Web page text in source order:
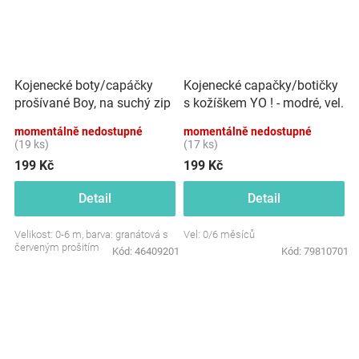
Kojenecké boty/capáčky
prošívané Boy, na suchý zip
momentálně nedostupné
(19 ks)
199 Kč
Detail
Velikost: 0-6 m, barva: granátová s
červeným prošitím
Kód: 46409201
Kojenecké capačky/botičky
s kožíškem YO ! - modré, vel.
momentálně nedostupné
(17 ks)
199 Kč
Detail
Vel: 0/6 měsíců
Kód: 79810701